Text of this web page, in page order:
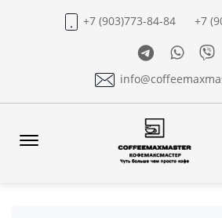
+7 (903)773-84-84
+7
Telegram